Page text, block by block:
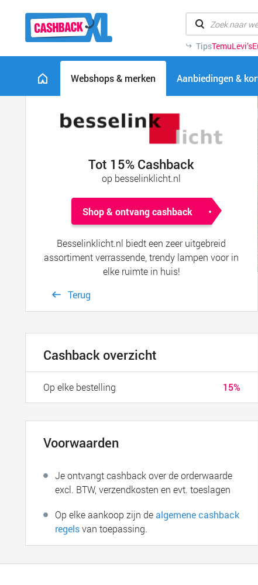
TipsTemuLevi’s
Webshops & merken Aanbiedingen &
Tot 15% Cashback
op besselinklicht.nl
Shop & ontvang cashback
Besselinklicht.nl biedt een zeer uitgebreid
assortiment verrassende, trendy lampen voor in
elke ruimte in huis!
Terug
Cashback overzicht
15%
Op elke bestelling
Voorwaarden
Je ontvangt cashback over de orderwaarde
excl. BTW, verzendkosten en evt. toeslagen
Op elke aankoop zijn dealgemene cashback
regelsvan toepassing.